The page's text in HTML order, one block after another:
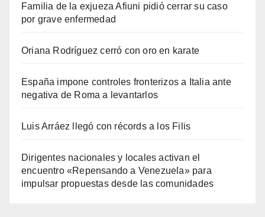
Familia de la exjueza Afiuni pidió cerrar su caso
por grave enfermedad
Oriana Rodríguez cerró con oro en karate
España impone controles fronterizos a Italia ante
negativa de Roma a levantarlos
Luis Arráez llegó con récords a los Filis
Dirigentes nacionales y locales activan el
encuentro «Repensando a Venezuela» para
impulsar propuestas desde las comunidades